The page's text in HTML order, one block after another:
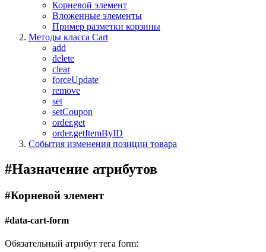
Корневой элемент
Вложенные элементы
Пример разметки корзины
Методы класса Cart
add
delete
clear
forceUpdate
remove
set
setCoupon
order.get
order.getItemByID
События изменения позиции товара
#Назначение атрибутов
#Корневой элемент
#data-cart-form
Обязательный атрибут тега form: